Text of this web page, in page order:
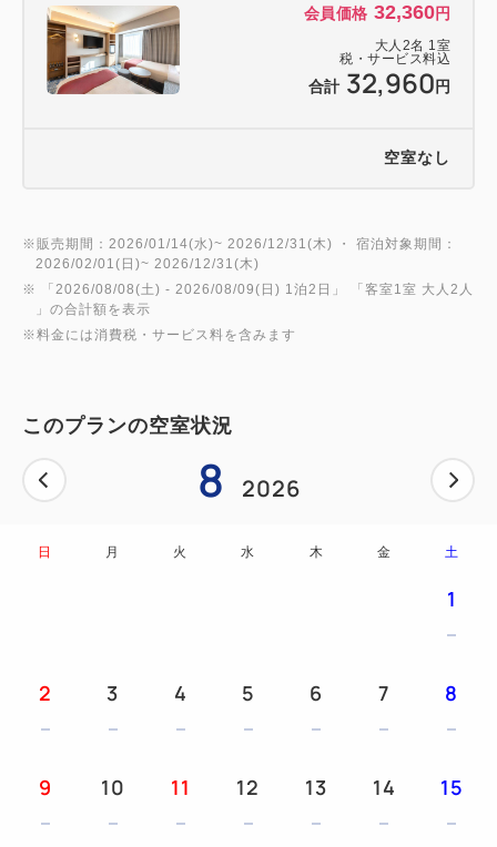
会員価格 32,360円
大人 2名 1室
税・サービス料込
合計 32,960 円
空室なし
※販売期間：2026/01/14(水)~ 2026/12/31(木) ・ 宿泊対象期間：
2026/02/01(日)~ 2026/12/31(木)
※ 「 2026/08/08(土) - 2026/08/09(日) 1泊2日 」 「 客室1室 大人2人
」の合計額を表示
※料金には消費税・サービス料を含みます
このプランの空室状況
8 2026
日 月 火 水 木 金 土
1
2 3 4 5 6 7 8
9 10 11 12 13 14 15